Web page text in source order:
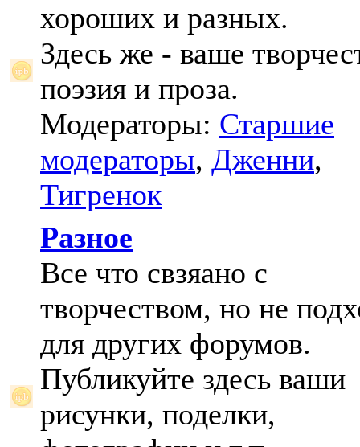
хороших и разных.
Здесь же - ваше
поэзия и проза.
Модераторы: Старшие
модераторы, Дженни,
Тигренок
Разное
Все что свзяано с
творчеством, но не
для других форумов.
Публикуйте здесь ваши
рисунки, поделки,